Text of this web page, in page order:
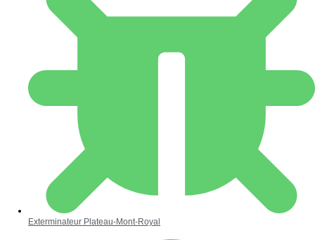
Exterminateur Plateau-Mont-Royal